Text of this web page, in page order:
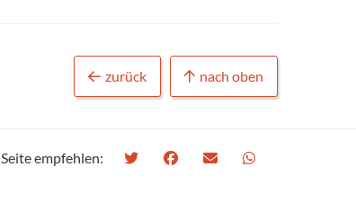
zurück nach oben
Seite empfehlen: